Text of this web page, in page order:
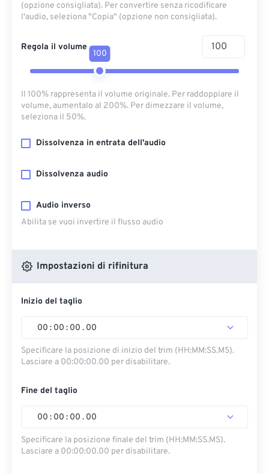
(opzione consigliata). Per convertire senza ricodificare
l'audio, seleziona "Copia" (opzione non consigliata).
Regola il volume
100
Il 100% rappresenta il volume originale. Per raddoppiare il
volume, aumentalo al 200%. Per dimezzare il volume,
seleziona il 50%.
Dissolvenza in entrata dell'audio
Dissolvenza audio
Audio inverso
Abilita se vuoi invertire il flusso audio
Impostazioni di rifinitura
Inizio del taglio
00 : 00 : 00 . 00
Specificare la posizione di inizio del trim (HH:MM:SS.MS).
Lasciare a 00:00:00.00 per disabilitare.
Fine del taglio
00 : 00 : 00 . 00
Specificare la posizione finale del trim (HH:MM:SS.MS).
Lasciare a 00:00:00.00 per disabilitare.